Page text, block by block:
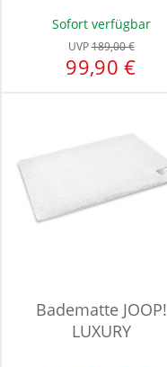
Sofort verfügbar
UVP189,00 €
99,90 €
Badematte JOOP!
LUXURY